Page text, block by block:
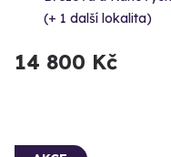
(+ 1 další lokalita)
14 800 Kč